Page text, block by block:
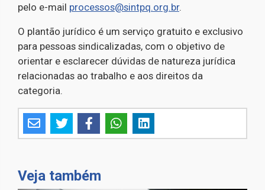
pelo e-mail processos@sintpq.org.br.
O plantão jurídico é um serviço gratuito e exclusivo
para pessoas sindicalizadas, com o objetivo de
orientar e esclarecer dúvidas de natureza jurídica
relacionadas ao trabalho e aos direitos da
categoria.
Veja também